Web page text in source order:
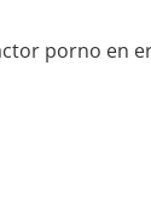
porno en